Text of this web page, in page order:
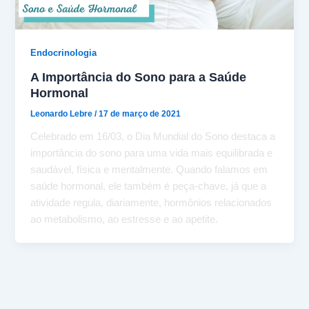
Endocrinologia
A Importância do Sono para a Saúde
Hormonal
Leonardo Lebre/17 de março de 2021
Celebrado em 16/03, o Dia Mundial do Sono destaca a
importância do sono para uma vida mais equilibrada e
saudável, física e mentalmente. Quando falamos em
saúde hormonal, ele também é peça-chave, já que a
atividade regula, diariamente, hormônios relacionados
ao metabolismo, ao estresse e ao apetite.